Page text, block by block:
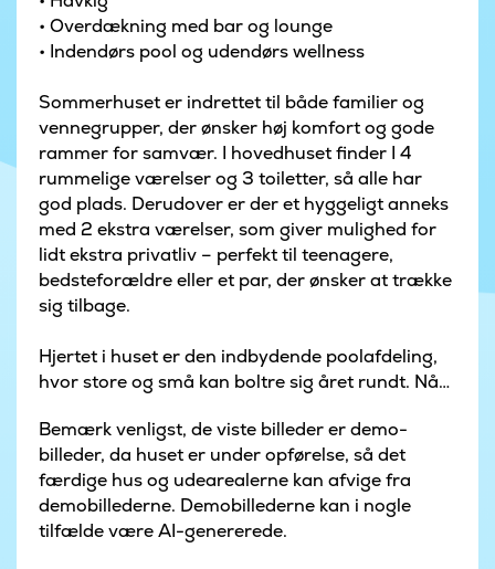
• Overdækning med bar og lounge
• Indendørs pool og udendørs wellness
Sommerhuset er indrettet til både familier og
vennegrupper, der ønsker høj komfort og gode
rammer for samvær. I hovedhuset finder I 4
rummelige værelser og 3 toiletter, så alle har
god plads. Derudover er der et hyggeligt anneks
med 2 ekstra værelser, som giver mulighed for
lidt ekstra privatliv – perfekt til teenagere,
bedsteforældre eller et par, der ønsker at trække
sig tilbage.
Hjertet i huset er den indbydende poolafdeling,
hvor store og små kan boltre sig året rundt. Når
den indendørs spa eller rykke ud på terrassen til
den varme udespa under åben himmel.
Udendørs finder I hele tre lækre terrasser, hvoraf
nogle er delvist overdækkede – perfekte til både
Bemærk venligst, de viste billeder er demo-
billeder, da huset er under opførelse, så det
færdige hus og udearealerne kan afvige fra
demobillederne. Demobillederne kan i nogle
tilfælde være AI-genererede.